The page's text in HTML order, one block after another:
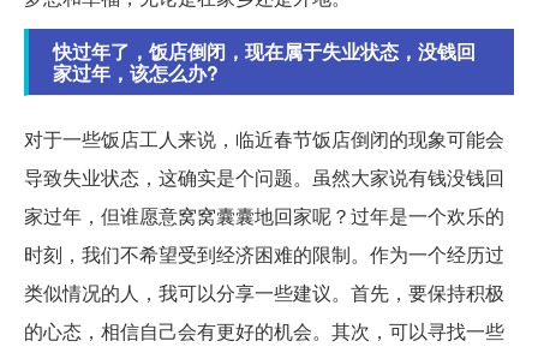
快过年了，饭店倒闭，现在属于失业状态，没钱回
家过年，该怎么办?
对于一些饭店工人来说，临近春节饭店倒闭的现象可能会
导致失业状态，这确实是个问题。虽然大家说有钱没钱回
家过年，但谁愿意窝窝囊囊地回家呢？过年是一个欢乐的
时刻，我们不希望受到经济困难的限制。作为一个经历过
类似情况的人，我可以分享一些建议。首先，要保持积极
的心态，相信自己会有更好的机会。其次，可以寻找一些